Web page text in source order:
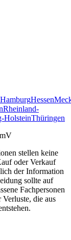
HamburgHessen
Rheinland-
HolsteinThüringen
stellen keine
oder Verkauf
der Information
sollte auf
Fachpersonen
die aus